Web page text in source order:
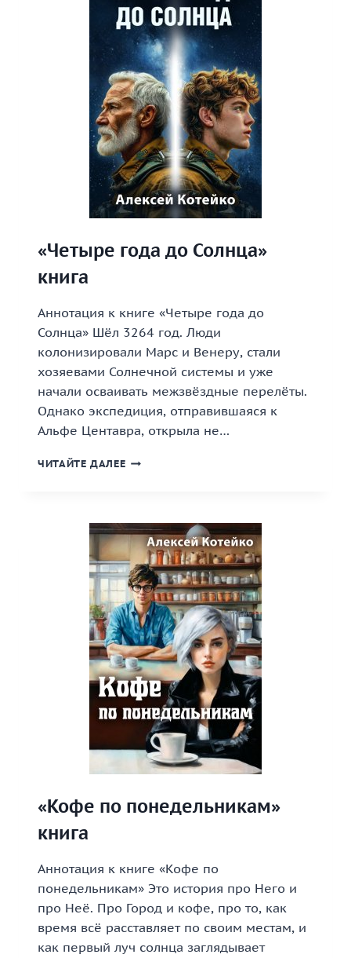
«Четыре года до Солнца»
книга
Аннотация к книге «Четыре года до
Солнца» Шёл 3264 год. Люди
колонизировали Марс и Венеру, стали
хозяевами Солнечной системы и уже
начали осваивать межзвёздные перелёты.
Однако экспедиция, отправившаяся к
Альфе Центавра, открыла не…
ЧИТАЙТЕ ДАЛЕЕ «ЧЕТЫРЕ
КНИГА
«Кофе по понедельникам»
книга
Аннотация к книге «Кофе по
понедельникам» Это история про Него и
про Неё. Про Город и кофе, про то, как
время всё расставляет по своим местам, и
как первый луч солнца заглядывает